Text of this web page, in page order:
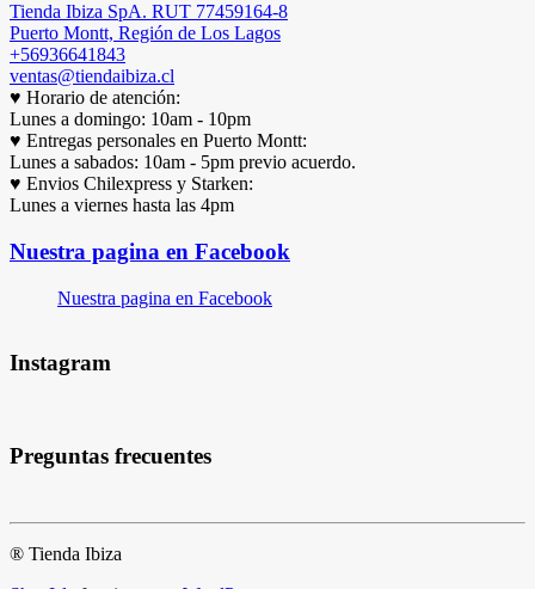
Tienda Ibiza SpA. RUT 77459164-8
Puerto Montt, Región de Los Lagos
+56936641843
ventas@tiendaibiza.cl
♥ Horario de atención:
Lunes a domingo: 10am - 10pm
♥ Entregas personales en Puerto Montt:
Lunes a sabados: 10am - 5pm previo acuerdo.
♥ Envios Chilexpress y Starken:
Lunes a viernes hasta las 4pm
Nuestra pagina en Facebook
Nuestra pagina en Facebook
Instagram
Preguntas frecuentes
® Tienda Ibiza